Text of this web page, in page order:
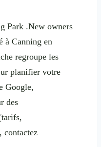
Park .New owners
à Canning en
regroupe les
planifier votre
Google,
des
contactez